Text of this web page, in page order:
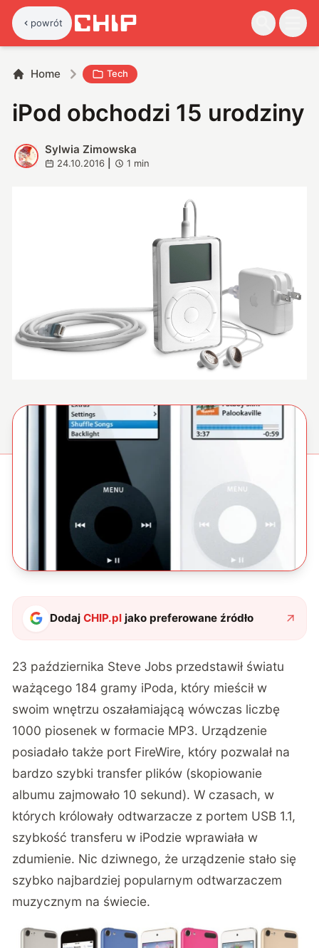
powrót
Home Tech
iPod obchodzi 15 urodziny
S
Sylwia Zimowska
24.10.2016 1 min
DodajCHIP.pl jako preferowane źródło
23 października Steve Jobs przedstawił światu
ważącego 184 gramy iPoda, który mieścił w
swoim wnętrzu oszałamiającą wówczas liczbę
1000 piosenek w formacie MP3. Urządzenie
posiadało także port FireWire, który pozwalał na
bardzo szybki transfer plików (skopiowanie
albumu zajmowało 10 sekund). W czasach, w
których królowały odtwarzacze z portem USB 1.1,
szybkość transferu w iPodzie wprawiała w
zdumienie. Nic dziwnego, że urządzenie stało się
szybko najbardziej popularnym odtwarzaczem
muzycznym na świecie.